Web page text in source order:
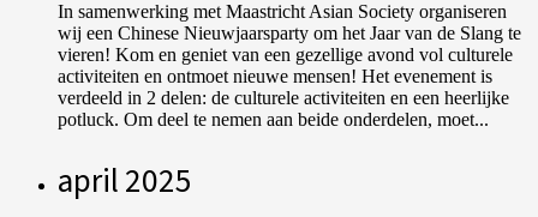
In samenwerking met Maastricht Asian Society organiseren
wij een Chinese Nieuwjaarsparty om het Jaar van de Slang te
vieren! Kom en geniet van een gezellige avond vol culturele
activiteiten en ontmoet nieuwe mensen! Het evenement is
verdeeld in 2 delen: de culturele activiteiten en een heerlijke
potluck. Om deel te nemen aan beide onderdelen, moet...
april 2025